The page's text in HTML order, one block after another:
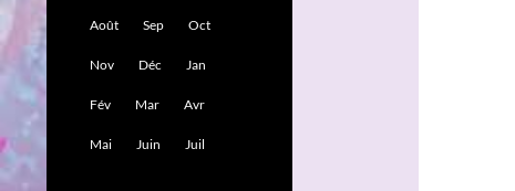
Août Sep Oct
Nov Déc Jan
Fév Mar Avr
Mai Juin Juil